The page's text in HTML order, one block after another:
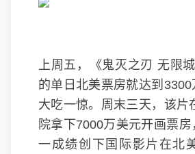
上周五，《鬼灭之刃 无限
的单日北美票房就达到
大吃一惊。周末三天，该片
院拿下7000万美元开画票
一成绩创下国际影片在北